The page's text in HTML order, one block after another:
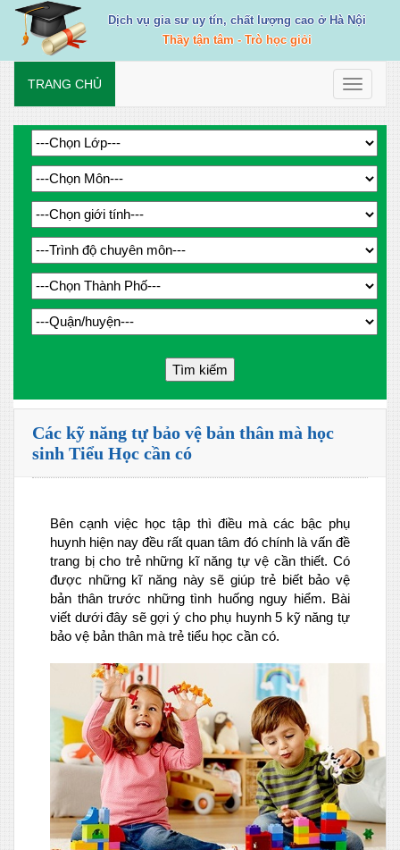
Dịch vụ gia sư uy tín, chất lượng cao ở Hà Nội
Thầy tận tâm - Trò học giỏi
Toggle
TRANG CHỦ
Các kỹ năng tự bảo vệ bản thân mà học
sinh Tiểu Học cần có
Bên cạnh việc học tập thì điều mà các bậc phụ
huynh hiện nay đều rất quan tâm đó chính là vấn đề
trang bị cho trẻ những kĩ năng tự vệ cần thiết. Có
được những kĩ năng này sẽ giúp trẻ biết bảo vệ
bản thân trước những tình huống nguy hiểm. Bài
viết dưới đây sẽ gợi ý cho phụ huynh 5 kỹ năng tự
bảo vệ bản thân mà trẻ tiểu học cần có.